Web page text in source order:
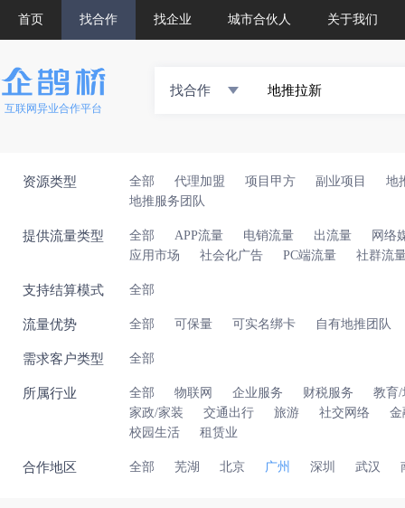
首页 找合作 找企业 城市合伙人 关于我们
互联网异业合作平台
找合作
资源类型 全部 代理加盟 项目甲方 副业项目
地
地推服务团队
提供流量类型 全部 APP流量 电销流量 出流量
网络
应用市场
社会化广告 PC端流量 社群流
支持结算模式 全部
流量优势 全部 可保量 可实名绑卡 自有地推团队
需求客户类型 全部
所属行业 全部 物联网 企业服务 财税服务
教育/
家政/家装
交通出行 旅游 社交网络
金
校园生活
租赁业
合作地区 全部 芜湖 北京 广州 深圳 武汉